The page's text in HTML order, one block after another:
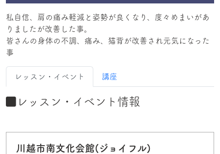
私自信、肩の痛み軽減と姿勢が良くなり、度々めまいがあ
りましたが改善した事。
皆さんの身体の不調、痛み、猫背が改善され元気になった
事
レッスン・イベント 講座
レッスン・イベント情報
川越市南文化会館(ジョイフル)